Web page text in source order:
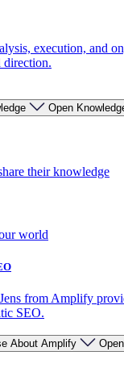
execution, and
direction.
Open
their knowledge
world
from Amplify
SEO.
About Amplify